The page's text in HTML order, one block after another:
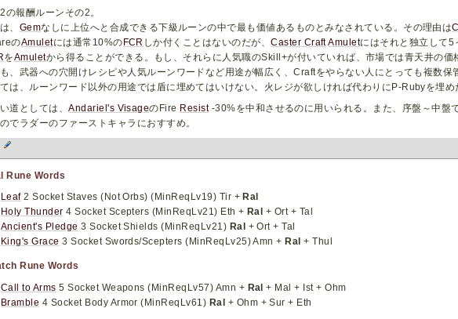
報酬ルーンその2。
、 Gemなしに上位へと合成できる下級ルーンの中で最も価値あるものとみなされている。その理由は
のAmuletには通常10%のFCR しか付くことはないのだが、Caster CraftAmuletにはそれと独立して5
をAmuletから得ることができる。もし、それらに人気職のSkill+が付いていれば、市場では青天井の
、武器への穴開けレシピや人気ルーンワードなど用途が幅広く、Craftをやらない人にとっても複数
は、ルーンワード以外の用途では盾に埋めてはいけない。火レジが欲しければ代わりにP-Rubyを埋
道としては、Andariel's VisageのFire Resist-30%を中和させるのに用いられる。また、序盤～中盤
でラダーのファーストキャラにおすすめ。
Rune Words
Leaf2 Socket Staves (Not Orbs) (MinReqLv19) Tir + Ral
Holy Thunder 4 Socket Scepters (MinReqLv21) Eth + Ral + Ort + Tal
Ancient's Pledge 3 Socket Shields (MinReqLv21) Ral + Ort + Tal
King's Grace 3 Socket Swords/Scepters (MinReqLv25) Amn + Ral + Thul
Rune Words
Call to Arms 5 Socket Weapons (MinReqLv57) Amn + Ral + Mal + Ist + Ohm
Bramble 4 Socket Body Armor (MinReqLv61) Ral + Ohm + Sur + Eth